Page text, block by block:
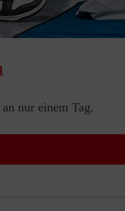
nur einem Tag.